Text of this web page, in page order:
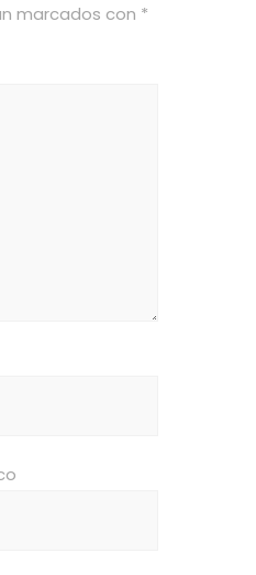
marcados con *